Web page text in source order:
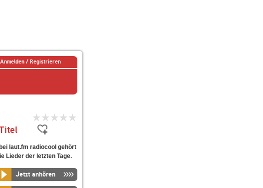
Anmelden / Registrieren
laut.fm radiocool gehört
Lieder der letzten Tage.
Jetzt anhören